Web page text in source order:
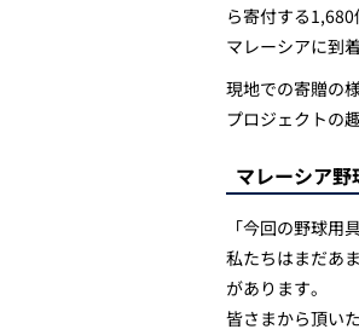
ら寄付する
マレーシアに到
現地での寄贈の
プロジェクトの
マレーシア
「今回の野球用
私たちはまだあ
があります。
皆さまから頂い